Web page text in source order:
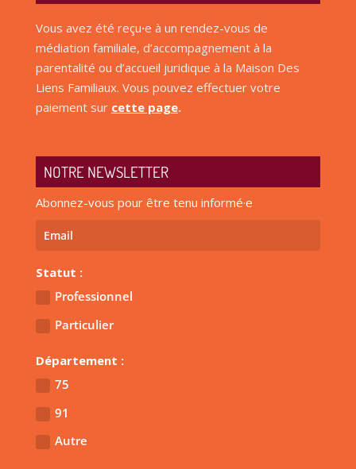
Vous avez été reçu·e à un rendez-vous de
médiation familiale, d’accompagnement à la
parentalité ou d’accueil juridique à la Maison Des
Liens Familiaux. Vous pouvez effectuer votre
paiement sur cette page.
NOTRE NEWSLETTER
Abonnez-vous pour être tenu informé·e
Statut :
Professionnel
Particulier
Département :
75
91
Autre